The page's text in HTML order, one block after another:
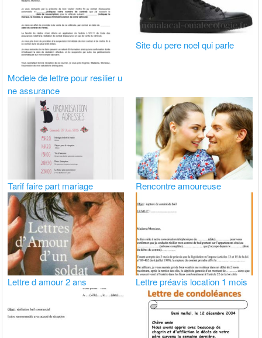
Modele de lettre pour resilier u
ne assurance
Site du pere noel qui parle
Tarif faire part mariage Rencontre amoureuse
Lettre d amour 2 ans Lettre préavis location 1 mois